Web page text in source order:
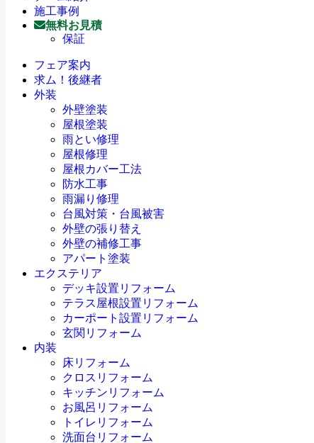
施工事例
無料お見積
保証
フェア案内
求ム！後継者
外装
外壁塗装
屋根塗装
雨とい修理
屋根修理
屋根カバー工法
防水工事
雨漏り修理
台風対策・台風被害
外壁の張り替え
外壁の補修工事
アパート塗装
エクステリア
デッキ設置リフォーム
テラス屋根設置リフォーム
カーポート設置リフォーム
玄関リフォーム
内装
床リフォーム
クロスリフォーム
キッチンリフォーム
お風呂リフォーム
トイレリフォーム
洗面台リフォーム